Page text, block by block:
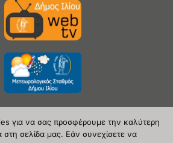
για να σας προσφέρουμε την καλύτερη
στη σελίδα μας. Εάν συνεχίσετε να